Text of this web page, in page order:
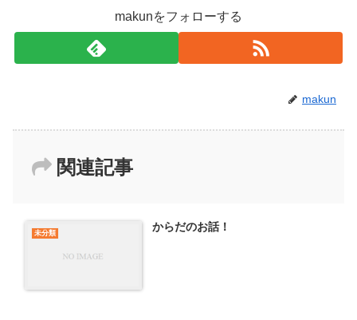
makunをフォローする
makun
関連記事
未分類 からだのお話！